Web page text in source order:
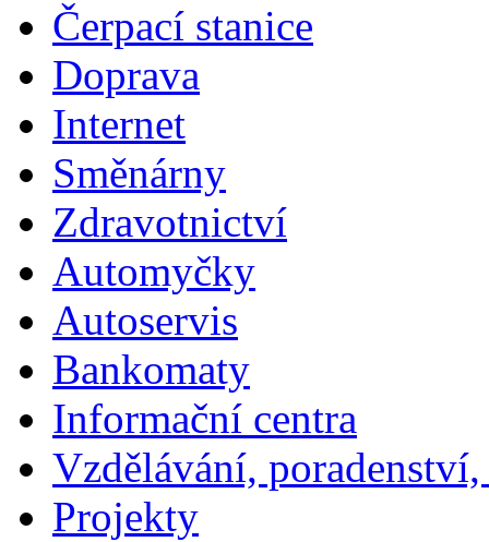
Čerpací stanice
Doprava
Internet
Směnárny
Zdravotnictví
Automyčky
Autoservis
Bankomaty
Informační centra
Vzdělávání,
Projekty